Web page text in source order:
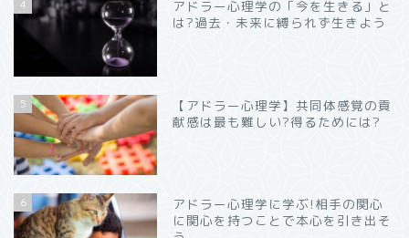
4
アドラー心理学の「今を生きる」と
は?過去・未来に縛られず生きよう
5
【アドラー心理学】共同体感覚の貢
献感は最も難しい?得るためには?
6
アドラー心理学に学ぶ!相手の関心
に関心を持つことで本心を引き出そ